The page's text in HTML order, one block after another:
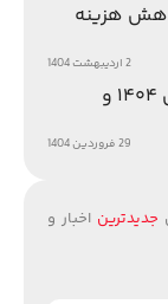
هزینه
2 اردیبهشت 1404
تقویم نمایشگاه های صنایع غذایی ۱۴۰۴ و
29 فروردین 1404
جدیدترین اخبار و